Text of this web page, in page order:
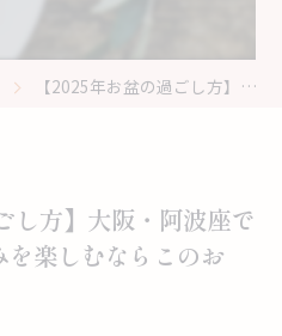
【2025年お盆の過ごし方】大阪・阿波座でスポーツ観戦と飲みを楽しむならこのお店！
し方】大阪・阿波座で
楽しむならこのお